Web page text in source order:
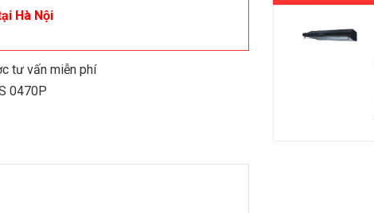
Hà Nội
tư vấn miễn phí
0470P